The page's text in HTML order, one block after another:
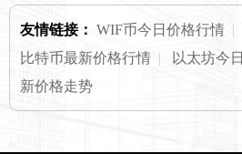
友情链接： WIF币今日价格行情
比特币最新价格行情 | 以太坊今
新价格走势